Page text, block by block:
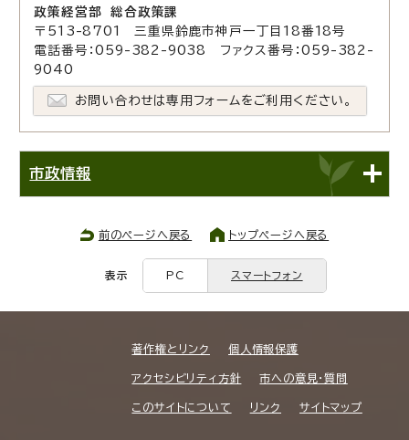
政策経営部 総合政策課
〒513-8701 三重県鈴鹿市神戸一丁目18番18号
電話番号：059-382-9038 ファクス番号：059-382-
9040
お問い合わせは専用フォームをご利用ください。
市政情報
前のページへ戻る トップページへ戻る
表示 PC スマートフォン
著作権とリンク 個人情報保護
アクセシビリティ方針 市への意見・質問
このサイトについて リンク サイトマップ